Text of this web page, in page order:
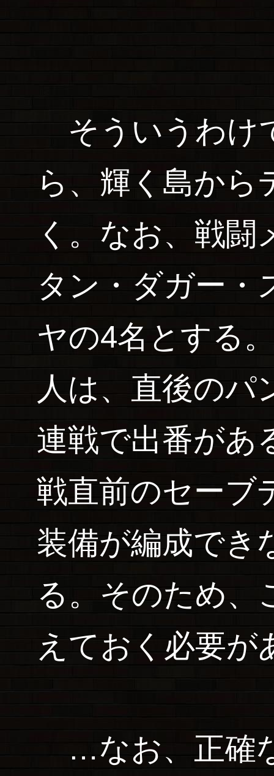
そういうわけ
ら、輝く島から
く。なお、戦闘
タン・ダガー・
ヤの4名とする
人は、直後のパ
連戦で出番があ
戦直前のセーブ
装備が編成でき
る。そのため、
えておく必要が
…なお、正確